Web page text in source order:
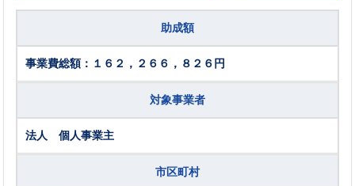
助成額
事業費総額：１６２，２６６，８２６円
対象事業者
法人 個人事業主
市区町村